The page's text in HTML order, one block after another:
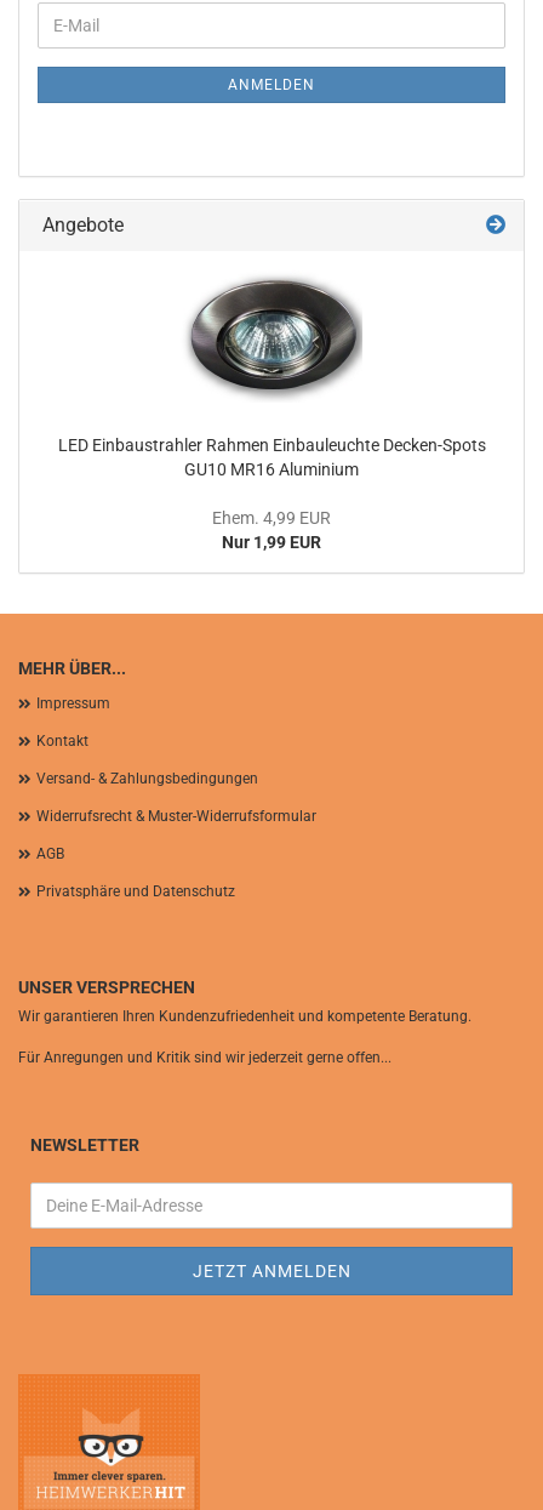
ZUR
E-
Mail
ANMELDEN
Angebote
LED Einbaustrahler Rahmen Einbauleuchte Decken-Spots
GU10 MR16 Aluminium
Ehem. 4,99 EUR
Nur 1,99 EUR
MEHR ÜBER...
Impressum
Kontakt
Versand- & Zahlungsbedingungen
Widerrufsrecht & Muster-Widerrufsformular
AGB
Privatsphäre und Datenschutz
UNSER VERSPRECHEN
Wir garantieren Ihren Kundenzufriedenheit und kompetente Beratung.
Für Anregungen und Kritik sind wir jederzeit gerne offen...
NEWSLETTER